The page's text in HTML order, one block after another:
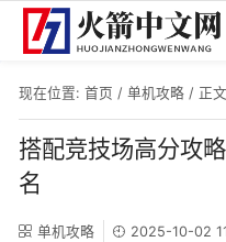
现在位置: 首页 / 单机攻略 / 正文
搭配竞技场高分攻
名
单机攻略 2025-10-02